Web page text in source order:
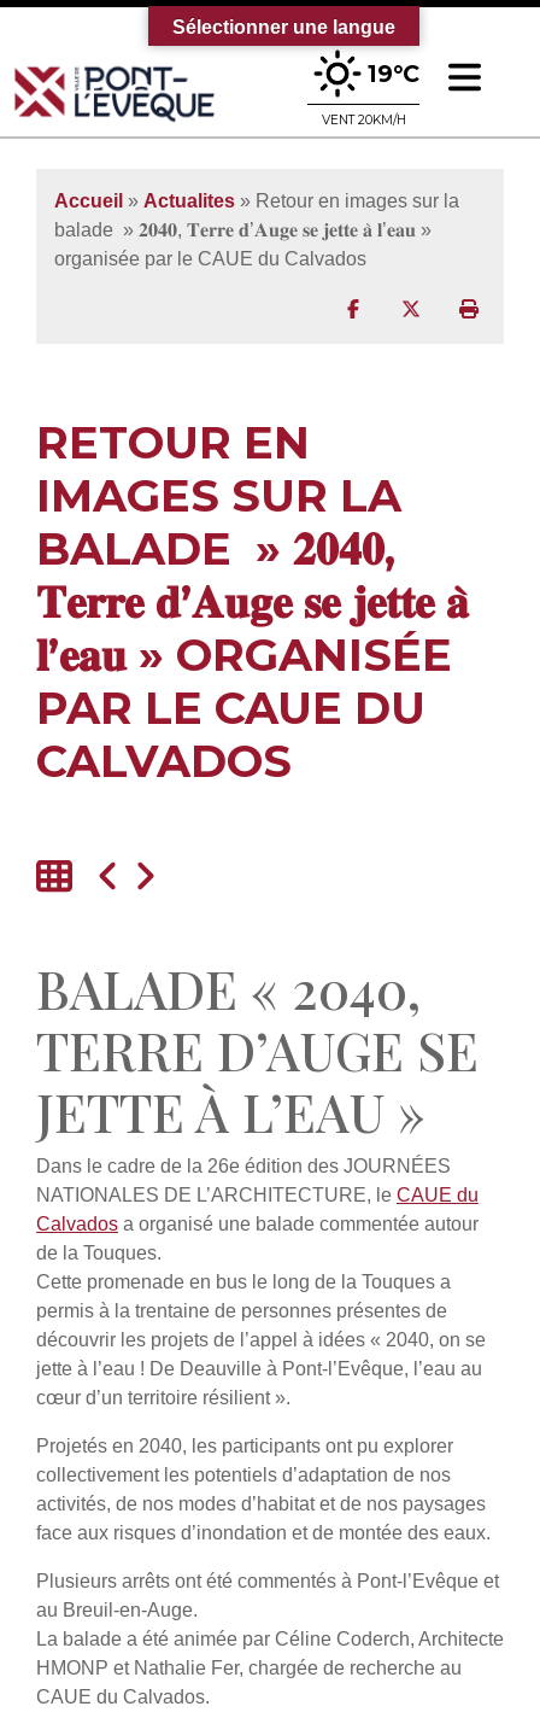
Bienvenue sur le site officiel de la
19°C
VENT 20KM/H
Accueil » Actualites » Retour en images sur la
balade » 𝟐𝟎𝟒𝟎, 𝐓𝐞𝐫𝐫𝐞 𝐝’𝐀𝐮𝐠𝐞 𝐬𝐞 𝐣𝐞𝐭𝐭𝐞 𝐚̀ 𝐥’𝐞𝐚𝐮 »
organisée par le CAUE du Calvados
Partager surPartager sur
RETOUR EN
IMAGES SUR LA
BALADE » 𝟐𝟎𝟒𝟎,
𝐓𝐞𝐫𝐫𝐞 𝐝’𝐀𝐮𝐠𝐞 𝐬𝐞 𝐣𝐞𝐭𝐭𝐞 𝐚̀
𝐥’𝐞𝐚𝐮 » ORGANISÉE
PAR LE CAUE DU
CALVADOS
BALADE « 2040,
TERRE D’AUGE SE
JETTE À L’EAU »
Dans le cadre de la 26e édition des JOURNÉES
NATIONALES DE L’ARCHITECTURE, le CAUE du
Calvados a organisé une balade commentée autour
de la Touques.
Cette promenade en bus le long de la Touques a
permis à la trentaine de personnes présentes de
découvrir les projets de l’appel à idées « 2040, on se
jette à l’eau ! De Deauville à Pont-l’Evêque, l’eau au
cœur d’un territoire résilient ».
Projetés en 2040, les participants ont pu explorer
collectivement les potentiels d’adaptation de nos
activités, de nos modes d’habitat et de nos paysages
face aux risques d’inondation et de montée des eaux.
Plusieurs arrêts ont été commentés à Pont-l’Evêque et
au Breuil-en-Auge.
La balade a été animée par Céline Coderch, Architecte
HMONP et Nathalie Fer, chargée de recherche au
CAUE du Calvados.
Sélectionner une langue